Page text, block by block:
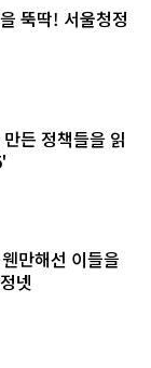
뚝딱! 서울청정
든 정책들을 읽
만해선 이들을
넷